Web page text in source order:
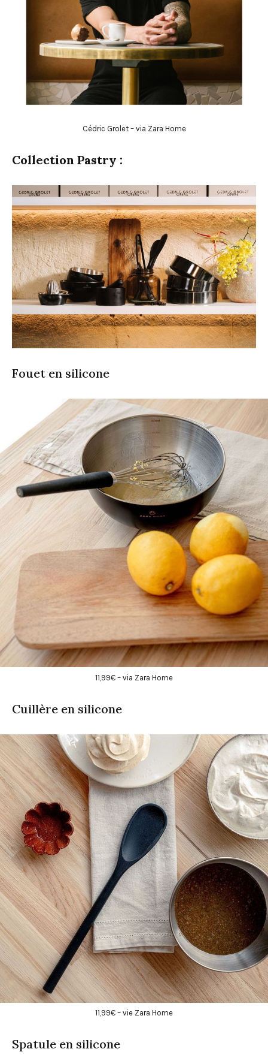
Cédric Grolet – via Zara Home
Collection Pastry :
Fouet en silicone
11,99€ – via Zara Home
Cuillère en silicone
11,99€ – vie Zara Home
Spatule en silicone